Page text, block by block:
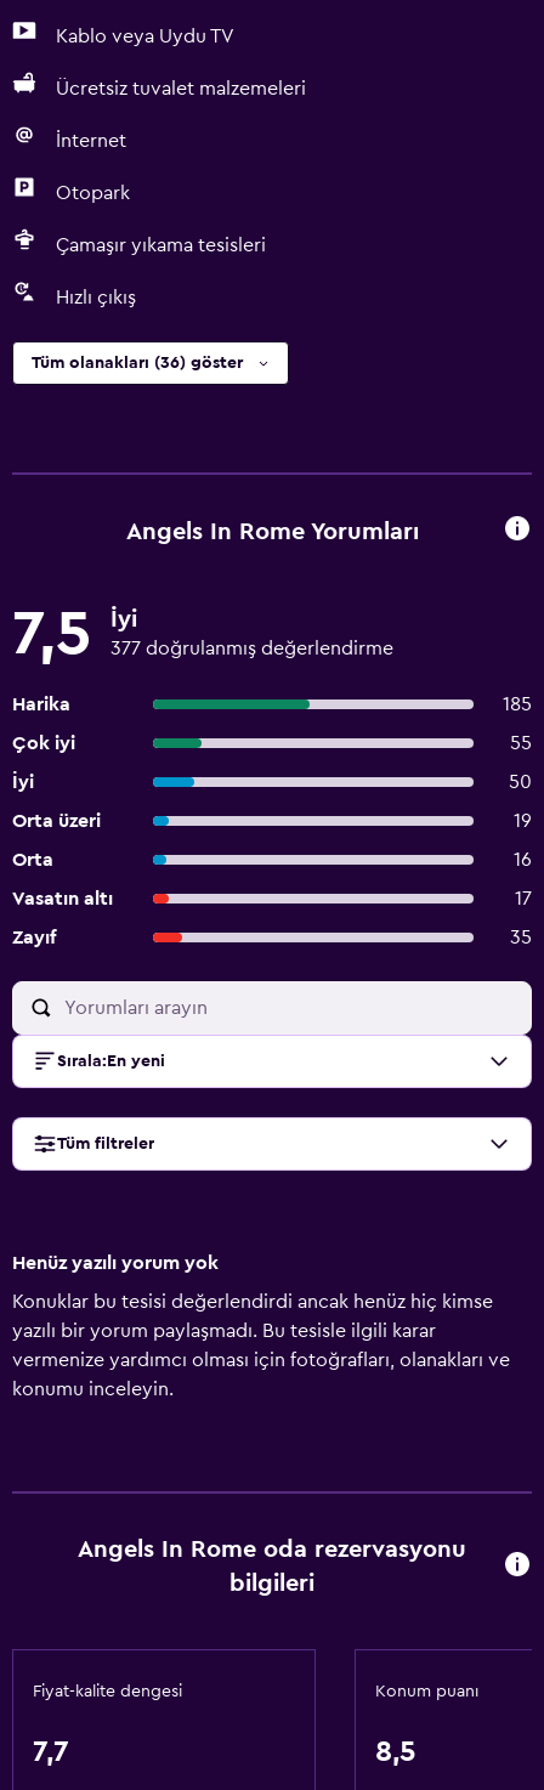
Kablo veya Uydu TV
Ücretsiz tuvalet malzemeleri
İnternet
Otopark
Çamaşır yıkama tesisleri
Hızlı çıkış
Tüm olanakları (36) göster
Angels In Rome Yorumları
7,5 İyi
377 doğrulanmış değerlendirme
Harika
185
Çok iyi
55
İyi
50
Orta üzeri
19
Orta
16
Vasatın altı
17
Zayıf
35
Sırala: En yeni
Tüm filtreler
Henüz yazılı yorum yok
Konuklar bu tesisi değerlendirdi ancak henüz hiç kimse
yazılı bir yorum paylaşmadı. Bu tesisle ilgili karar
vermenize yardımcı olması için fotoğrafları, olanakları ve
konumu inceleyin.
Angels In Rome oda rezervasyonu
bilgileri
Fiyat-kalite dengesi
7,7
Konum puanı
8,5